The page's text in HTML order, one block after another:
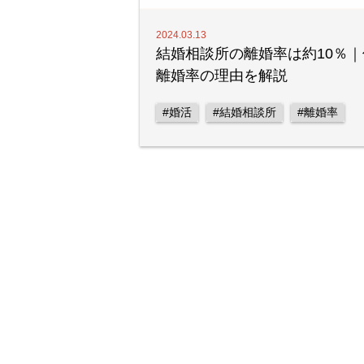
2024.03.13
結婚相談所の離婚率は約10％
離婚率の理由を解説
#婚活 #結婚相談所 #離婚率